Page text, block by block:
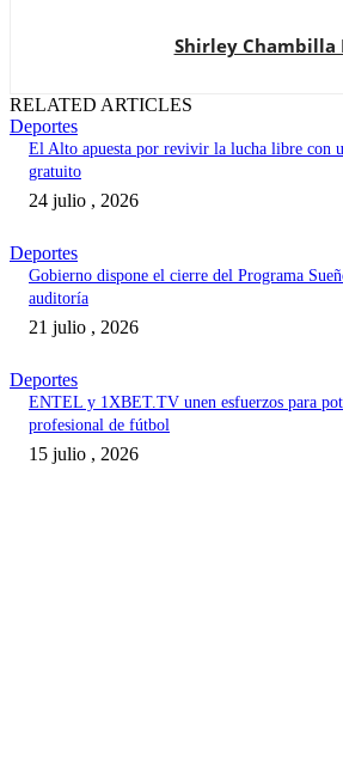
Shirley Chambilla
RELATED ARTICLES
Deportes
El Alto apuesta por revivir la lucha libre con
gratuito
24 julio , 2026
Deportes
Gobierno dispone el cierre del Programa
auditoría
21 julio , 2026
Deportes
ENTEL y 1XBET.TV unen esfuerzos para
profesional de fútbol
15 julio , 2026